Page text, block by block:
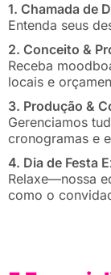
1. Chamada de
Entenda seus
2. Conceito &
Receba
locais e
3. Produção &
Gerenciamos
cronogramas e
4. Dia de Festa
Relaxe—nossa
como o